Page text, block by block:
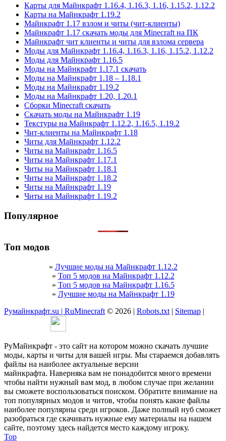
Карты для Майнкрафт 1.16.4, 1.16.3, 1.16, 1.15.2, 1.12.2
Карты на Майнкрафт 1.19.2
Майнкрафт 1.17 взлом и читы (чит-клиенты)
Майнкрафт 1.17 скачать моды для Minecraft на ПК
Майнкрафт чит клиенты и читы для взлома сервера
Моды для Майнкрафт 1.16.4, 1.16.3, 1.16, 1.15.2, 1.12.2
Моды для Майнкрафт 1.16.5
Моды на Майнкрафт 1.17.1 скачать
Моды на Майнкрафт 1.18 – 1.18.1
Моды на Майнкрафт 1.19.2
Моды на Майнкрафт 1.20, 1.20.1
Сборки Minecraft скачать
Скачать моды на Майнкрафт 1.19
Текстуры на Майнкрафт 1.12.2, 1.16.5, 1.19.2
Чит-клиенты на Майнкрафт 1.18
Читы для Майнкрафт 1.12.2
Читы на Майнкрафт 1.16.5
Читы на Майнкрафт 1.17.1
Читы на Майнкрафт 1.18.1
Читы на Майнкрафт 1.18.2
Читы на Майнкрафт 1.19
Читы на Майнкрафт 1.19.2
Популярное
Топ модов
» Лучшие моды на Майнкрафт 1.12.2
» Топ 5 модов на Майнкрафт 1.12.2
» Топ 5 модов на Майнкрафт 1.16.5
» Лучшие моды на Майнкрафт 1.19
Румайнкрафт.su | RuMinecraft © 2026 | Robots.txt | Sitemap |
РуМайнкрафт - это сайт на котором можно скачать лучшие
моды, карты и читы для вашей игры. Мы стараемся добавлять
файлы на наиболее актуальные версии
майнкрафта. Наверняка вам не понадобится много времени
чтобы найти нужный вам мод, в любом случае при желании
вы сможете воспользоваться поиском. Обратите внимание на
топ популярных модов и читов, чтобы понять какие файлы
наиболее популярны среди игроков. Даже полный нуб сможет
разобраться где скачивать нужные ему материалы на нашем
сайте, поэтому здесь найдется место каждому игроку.
Top